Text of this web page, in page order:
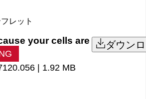
レット
your cells are
| 1.92 MB
ダウン